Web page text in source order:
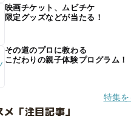
映画チケット、ムビチケ
限定グッズなどが当たる！
その道のプロに教わる
こだわりの親子体験プログラム！
特集を
「注目記事」